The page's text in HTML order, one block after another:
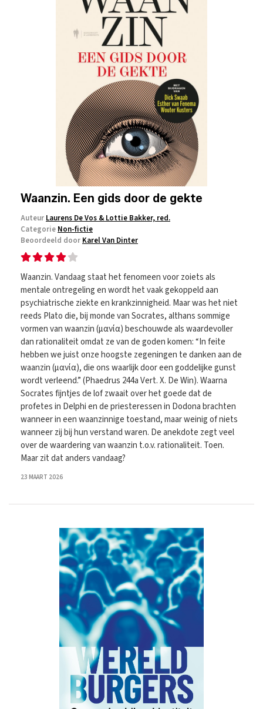
Waanzin. Een gids door de gekte
Auteur Laurens De Vos & Lottie Bakker, red.
Categorie Non-fictie
Beoordeeld door Karel Van Dinter
Waanzin. Vandaag staat het fenomeen voor zoiets als
mentale ontregeling en wordt het vaak gekoppeld aan
psychiatrische ziekte en krankzinnigheid. Maar was het niet
reeds Plato die, bij monde van Socrates, althans sommige
vormen van waanzin (μανία) beschouwde als waardevoller
dan rationaliteit omdat ze van de goden komen: “In feite
hebben we juist onze hoogste zegeningen te danken aan de
waanzin (μανία), die ons waarlijk door een goddelijke gunst
wordt verleend.” (Phaedrus 244a Vert. X. De Win). Waarna
Socrates fijntjes de lof zwaait over het goede dat de
profetes in Delphi en de priesteressen in Dodona brachten
wanneer in een waanzinnige toestand, maar weinig of niets
wanneer zij bij hun verstand waren. De anekdote zegt veel
over de waardering van waanzin t.o.v. rationaliteit. Toen.
Maar zit dat anders vandaag?
23 MAART 2026